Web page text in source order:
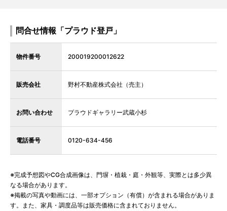
問合せ情報「プラウド登戸」
物件番号 200019200012622
販売会社 野村不動産株式会社（売主）
お問い合わせ プラウドギャラリー武蔵小杉
電話番号 0120-634-456
※完成予想図やCG合成画像は、門塀・植栽・庭・外観等、実際とは多少異
なる場合があります。
※掲載の写真や動画には、一部オプション（有償）が含まれる場合がありま
す。また、家具・調度品等は販売価格に含まれておりません。